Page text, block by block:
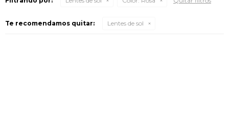
Te recomendamos quitar: Lentes de sol